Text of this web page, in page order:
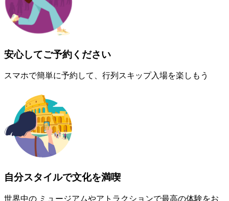
安心してご予約ください
スマホで簡単に予約して、行列スキップ入場を楽しもう
自分スタイルで文化を満喫
世界中の ミュージアムやアトラクションで最高の体験をお